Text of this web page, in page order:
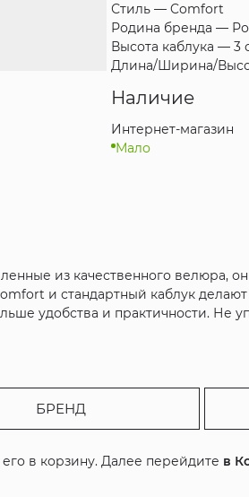
Стиль — Comfort
Родина бренда —
Высота каблука — 3
Длина/Ширина/
Наличие
Интернет-магазин
Мало
из качественного велюра,
и стандартный каблук
удобства и практичности. Не
БРЕНД
в корзину. Далее перейдите в